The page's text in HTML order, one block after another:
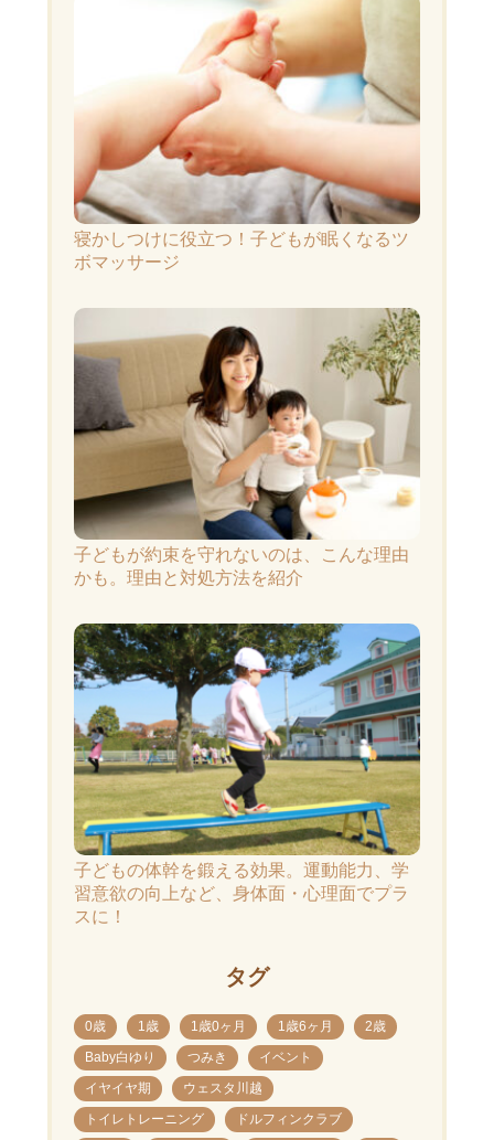
寝かしつけに役立つ！子どもが眠くなるツ
ボマッサージ
子どもが約束を守れないのは、こんな理由
かも。理由と対処方法を紹介
子どもの体幹を鍛える効果。運動能力、学
習意欲の向上など、身体面・心理面でプラ
スに！
タグ
0歳 1歳 1歳0ヶ月 1歳6ヶ月
2歳
Baby白ゆり
つみき
イベント
イヤイヤ期
ウェスタ川越
トイレトレーニング
ドルフィンクラブ